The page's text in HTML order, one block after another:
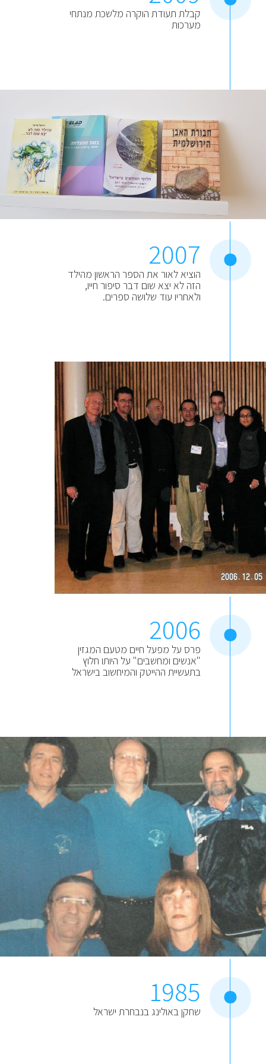
קבלת תעודת הוקרה מלשכת מנתחי
מערכות
2007
הוציא לאור את הספר הראשון מהילד
הזה לא יצא שום דבר סיפור חייו,
ולאחריו עוד שלושה ספרים.
2006
פרס על מפעל חיים מטעם המגזין
"אנשים ומחשבים" על היותו חלוץ
בתעשיית ההייטק והמיחשוב בישראל
1985
שחקן באולינג בנבחרת ישראל